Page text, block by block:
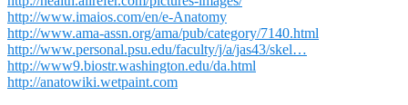
http://www.imaios.com/en/e-Anatomy
http://www.ama-assn.org/ama/pub/category/7140.html
http://www.personal.psu.edu/faculty/j/a/jas43/skel…
http://www9.biostr.washington.edu/da.html
http://anatowiki.wetpaint.com